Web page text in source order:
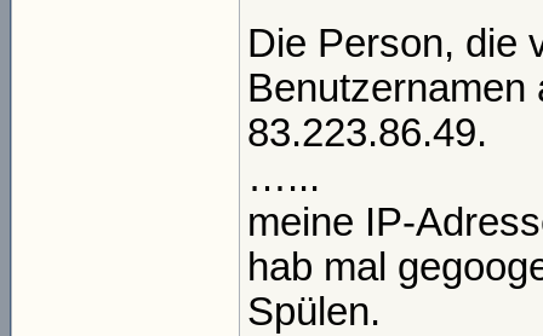
Die Person, die
Benutzernamen
83.223.86.49.
…...
meine IP-
hab mal
Spülen.